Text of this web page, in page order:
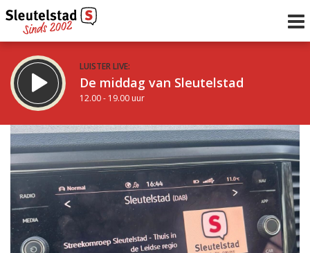
LUISTER LIVE:
De middag van Sleutelstad
12.00 - 19.00 uur
STRAKS:
De avond van Sleutelstad
19.00 - 22.00 uur
Vorig uur
uur 1 van 0 Volgend uur